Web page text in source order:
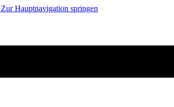
Zur Hauptnavigation springen